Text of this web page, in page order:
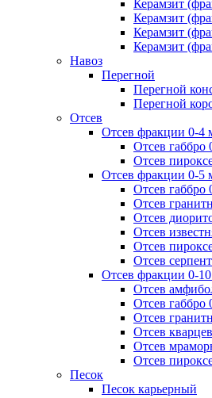
Керамзит
Керамзит
Керамзит
Керамзит
Навоз
Перегной
Перегной
Перегной
Отсев
Отсев фракции 0-4
Отсев габбро
Отсев
Отсев фракции 0-5
Отсев габбро
Отсев
Отсев
Отсев
Отсев
Отсев
Отсев фракции 0-
Отсев
Отсев габбро
Отсев
Отсев
Отсев
Отсев
Песок
Песок карьерный